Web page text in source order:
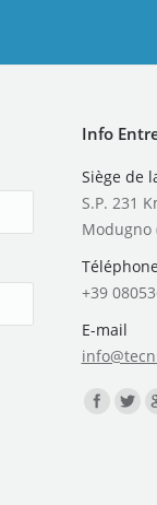
Info
Siège de
S.P. 231
Modugno
+39
E-mail
Trouvez